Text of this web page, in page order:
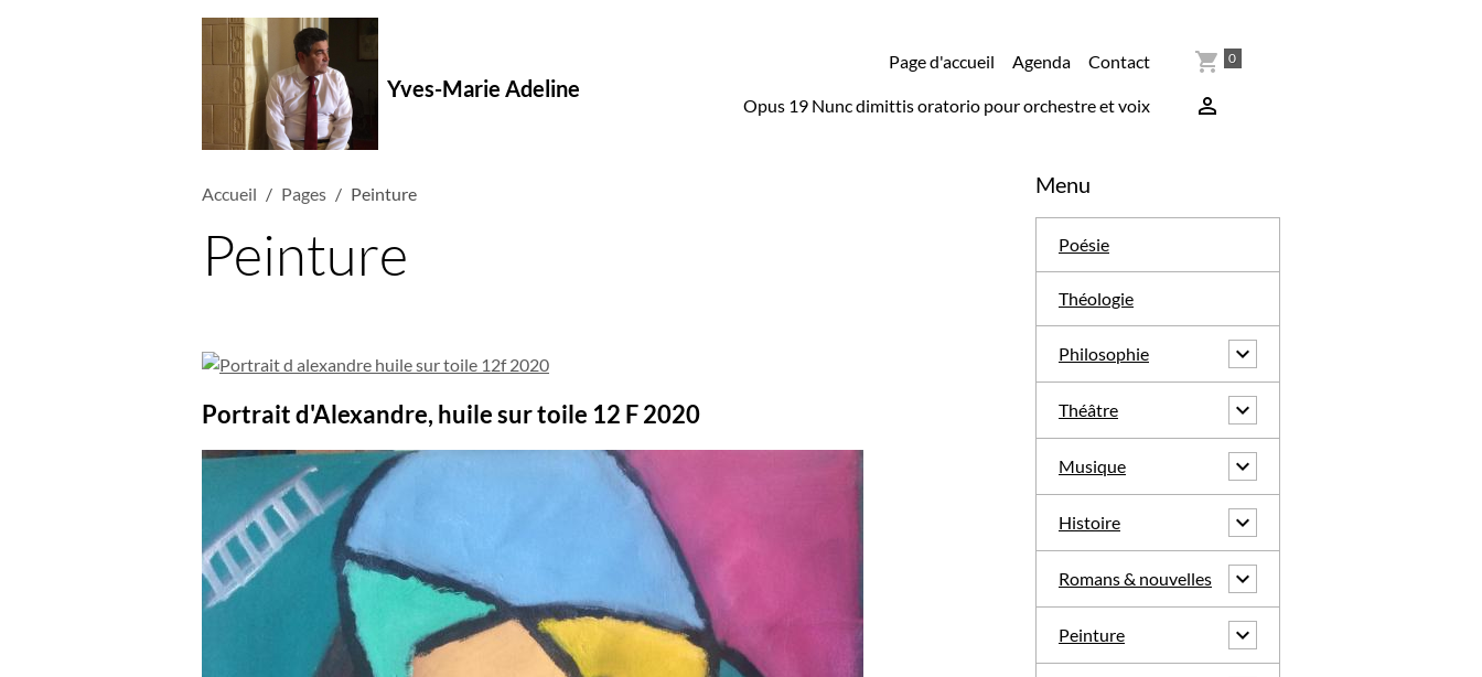
Yves-Marie Adeline
Page d'accueil Agenda Contact
Opus 19 Nunc dimittis oratorio pour orchestre et voix
0
Accueil Pages Peinture
Peinture
Portrait d'Alexandre, huile sur toile 12 F 2020
Menu
Poésie
Théologie
Philosophie
Théâtre
Musique
Histoire
Romans & nouvelles
Peinture